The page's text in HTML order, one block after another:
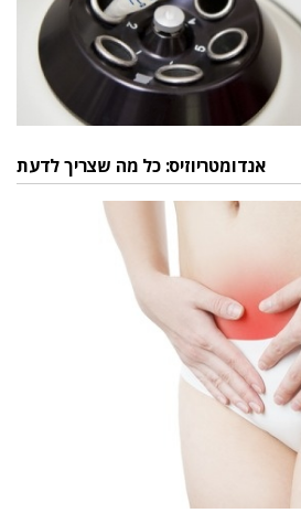
אנדומטריוזיס: כל מה שצריך לדעת